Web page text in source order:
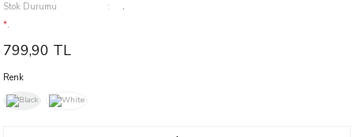
Stok Durumu
.
*.
799,90 TL
Renk